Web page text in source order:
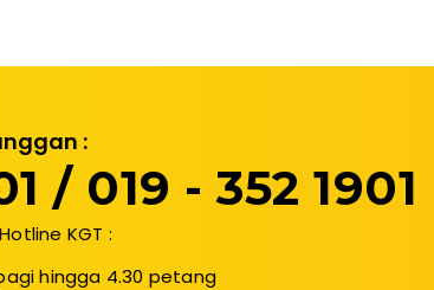
:
/ 019 - 352 1901
KGT :
hingga 4.30 petang